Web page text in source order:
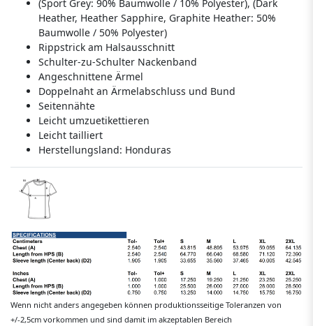
(Sport Grey: 90% Baumwolle / 10% Polyester), (Dark
Heather, Heather Sapphire, Graphite Heather: 50%
Baumwolle / 50% Polyester)
Rippstrick am Halsausschnitt
Schulter-zu-Schulter Nackenband
Angeschnittene Ärmel
Doppelnaht an Ärmelabschluss und Bund
Seitennähte
Leicht umzuetikettieren
Leicht tailliert
Herstellungsland: Honduras
Wenn nicht anders angegeben können produktionsseitige Toleranzen von
+/-2,5cm vorkommen und sind damit im akzeptablen Bereich